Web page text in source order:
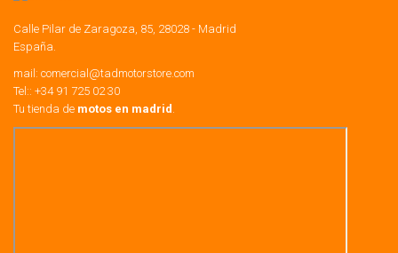
Calle Pilar de Zaragoza, 85, 28028 - Madrid
España.
mail: comercial@tadmotorstore.com
Tel:: +34 91 725 02 30
Tu tienda de motos en madrid .